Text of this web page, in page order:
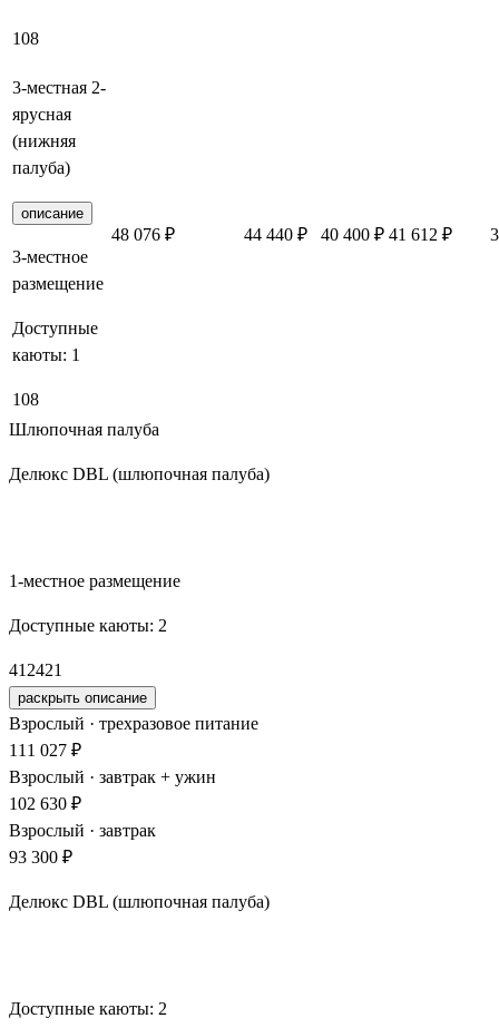
108
3-местная 2-
ярусная
(нижняя
палуба)
описание
3-местное
размещение
Доступные
каюты: 1
108
48 076 ₽ 44 440 ₽ 40 400 ₽ 41 612 ₽
Шлюпочная палуба
Делюкс DBL (шлюпочная палуба)
1-местное размещение
Доступные каюты: 2
412421
раскрыть описание
Взрослый · трехразовое питание
111 027 ₽
Взрослый · завтрак + ужин
102 630 ₽
Взрослый · завтрак
93 300 ₽
Делюкс DBL (шлюпочная палуба)
Доступные каюты: 2